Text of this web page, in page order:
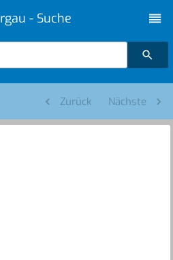
- Suche
Zurück Nächste